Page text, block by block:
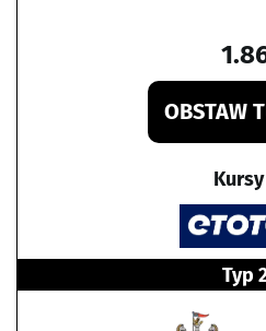
OBSTAW
Typ